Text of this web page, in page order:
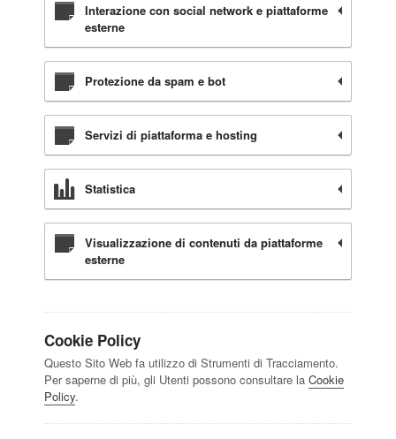
Interazione con social network e piattaforme
esterne
Protezione da spam e bot
Servizi di piattaforma e hosting
Statistica
Visualizzazione di contenuti da piattaforme
esterne
Cookie Policy
Questo Sito Web fa utilizzo di Strumenti di Tracciamento.
Per saperne di più, gli Utenti possono consultare la Cookie
Policy.